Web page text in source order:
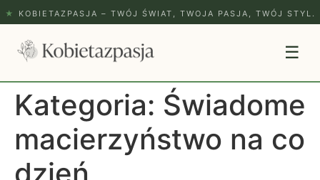
★ KOBIETAZPASJA – TWÓJ ŚWIAT, TWOJA PASJA, TWÓJ STYL.
☰
Kategoria: Świadome
macierzyństwo na co